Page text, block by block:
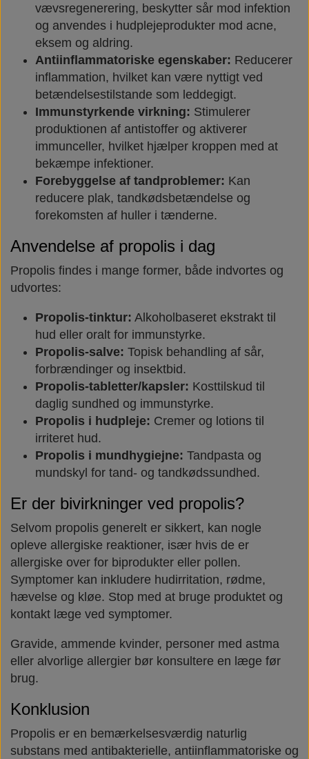
vævsregenerering, beskytter sår mod infektion
og anvendes i hudplejeprodukter mod acne,
eksem og aldring.
Antiinflammatoriske egenskaber: Reducerer
inflammation, hvilket kan være nyttigt ved
betændelsestilstande som leddegigt.
Immunstyrkende virkning: Stimulerer
produktionen af antistoffer og aktiverer
immunceller, hvilket hjælper kroppen med at
bekæmpe infektioner.
Forebyggelse af tandproblemer: Kan
reducere plak, tandkødsbetændelse og
forekomsten af huller i tænderne.
Anvendelse af propolis i dag
Propolis findes i mange former, både indvortes og
udvortes:
Propolis-tinktur: Alkoholbaseret ekstrakt til
hud eller oralt for immunstyrke.
Propolis-salve: Topisk behandling af sår,
forbrændinger og insektbid.
Propolis-tabletter/kapsler: Kosttilskud til
daglig sundhed og immunstyrke.
Propolis i hudpleje: Cremer og lotions til
irriteret hud.
Propolis i mundhygiejne: Tandpasta og
mundskyl for tand- og tandkødssundhed.
Er der bivirkninger ved propolis?
Selvom propolis generelt er sikkert, kan nogle
opleve allergiske reaktioner, især hvis de er
allergiske over for biprodukter eller pollen.
Symptomer kan inkludere hudirritation, rødme,
hævelse og kløe. Stop med at bruge produktet og
kontakt læge ved symptomer.
Gravide, ammende kvinder, personer med astma
eller alvorlige allergier bør konsultere en læge før
brug.
Konklusion
Propolis er en bemærkelsesværdig naturlig
substans med antibakterielle, antiinflammatoriske og